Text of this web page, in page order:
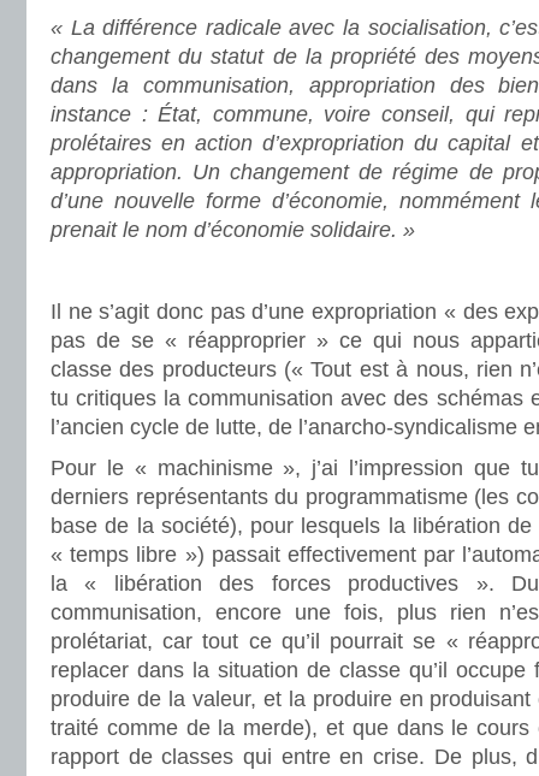
« La différence radicale avec la socialisation,
chan­gement du statut de la propriété des
dans la communisation, appropriation des
instance : État, commune, voire conseil, qui
prolétaires en action d’expropriation du capital
appropria­tion. Un changement de régime de
d’une nouvelle forme d’économie, nommément
pre­nait le nom d’économie solidaire. »
Il ne s’agit donc pas d’une expropriation « des
pas de se « réapproprier » ce qui nous
classe des producteurs (« Tout est à nous, rien
tu critiques la communisation avec des schémas
l’ancien cycle de lutte, de l’anarcho-syndicalisme
Pour le « machinisme », j’ai l’impression que
derniers représentants du programmatisme (les
base de la société), pour lesquels la libération
« temps libre ») passait effectivement par
la « libération des forces productives ».
communisation, encore une fois, plus rien
prolétariat, car tout ce qu’il pourrait se «
replacer dans la situation de classe qu’il
produire de la valeur, et la produire en
traité comme de la merde), et que dans le cours
rapport de classes qui entre en crise. De plus,